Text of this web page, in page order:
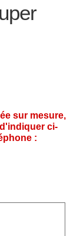
sur mesure,
ci-
: